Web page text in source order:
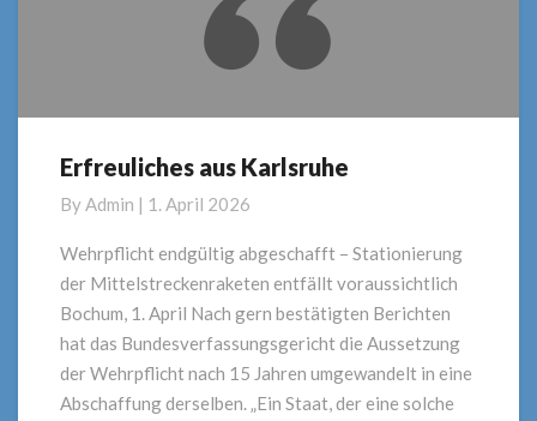
Erfreuliches
Karlsruhe
Erfreuliches aus Karlsruhe
ByAdmin | 1. April 2026
Wehrpflicht endgültig abgeschafft – Stationierung
der Mittelstreckenraketen entfällt voraussichtlich
Bochum, 1. April Nach gern bestätigten Berichten
hat das Bundesverfassungsgericht die Aussetzung
der Wehrpflicht nach 15 Jahren umgewandelt in eine
Abschaffung derselben. „Ein Staat, der eine solche